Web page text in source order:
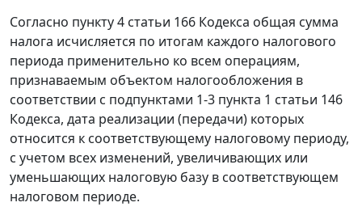
Согласно пункту 4 статьи 166 Кодекса общая сумма
налога исчисляется по итогам каждого налогового
периода применительно ко всем операциям,
признаваемым объектом налогообложения в
соответствии с подпунктами 1-3 пункта 1 статьи 146
Кодекса, дата реализации (передачи) которых
относится к соответствующему налоговому периоду,
с учетом всех изменений, увеличивающих или
уменьшающих налоговую базу в соответствующем
налоговом периоде.